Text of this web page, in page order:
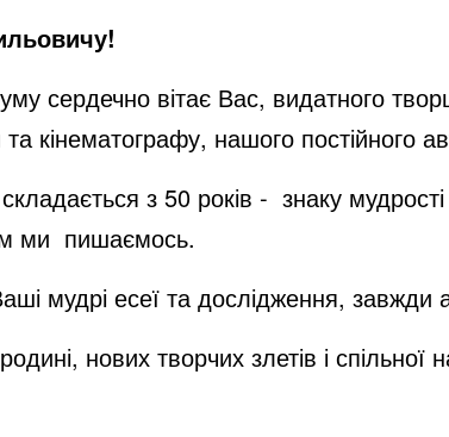
сердечно вітає Вас, видатного творця
та кінематографу, нашого постійного
з 50 років - знаку
ми пишаємось.
мудрі есеї та дослідження, завжди
нових творчих злетів і